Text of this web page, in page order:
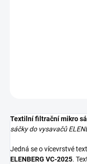
Textilní filtrační mikro
sáčky do vysavačů
Jedná se o vícevrstvé
ELENBERG VC-2025.